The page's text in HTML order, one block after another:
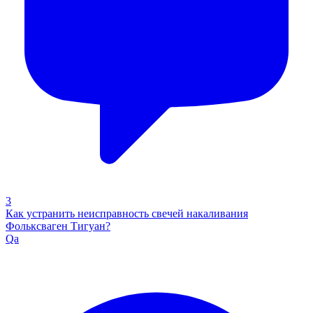
3
Как устранить неисправность свечей накаливания
Фольксваген Тигуан?
Qa